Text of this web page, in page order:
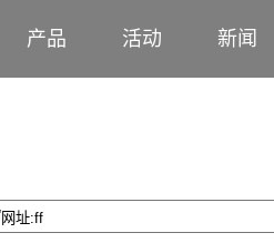
产品 活动 新闻